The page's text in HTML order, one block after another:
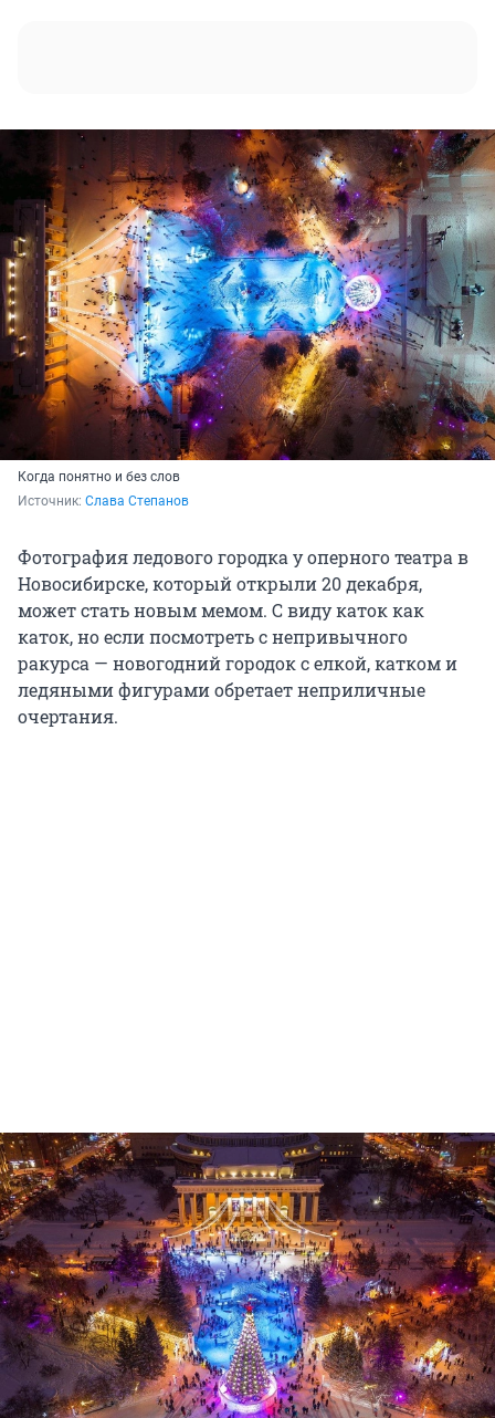
Когда понятно и без слов
Источник: Слава Степанов
Фотография ледового городка у оперного театра в
Новосибирске, который открыли 20 декабря,
может стать новым мемом. С виду каток как
каток, но если посмотреть с непривычного
ракурса — новогодний городок с елкой, катком и
ледяными фигурами обретает неприличные
очертания.